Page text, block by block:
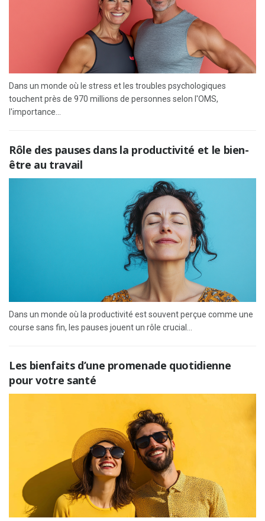
Dans un monde où le stress et les troubles psychologiques
touchent près de 970 millions de personnes selon l'OMS,
l'importance...
Rôle des pauses dans la productivité et le bien-
être au travail
Dans un monde où la productivité est souvent perçue comme une
course sans fin, les pauses jouent un rôle crucial...
Les bienfaits d’une promenade quotidienne
pour votre santé